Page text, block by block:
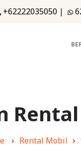
+62222035050 |
Rental Mobil